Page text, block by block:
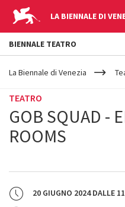
LA BIENNALE DI
YOUR
ARE
La Biennale di Venezia
TEATRO
GOB SQUAD -
ROOMS
20 GIUGNO 2024DALLE
BIENNALE TEATRO